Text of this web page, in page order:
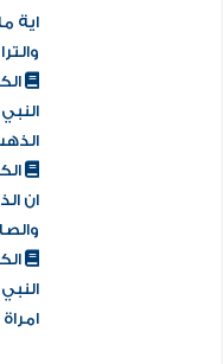
اية
الذهب
ان
امراة